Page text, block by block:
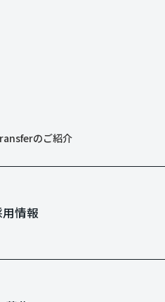
のご紹介
情報